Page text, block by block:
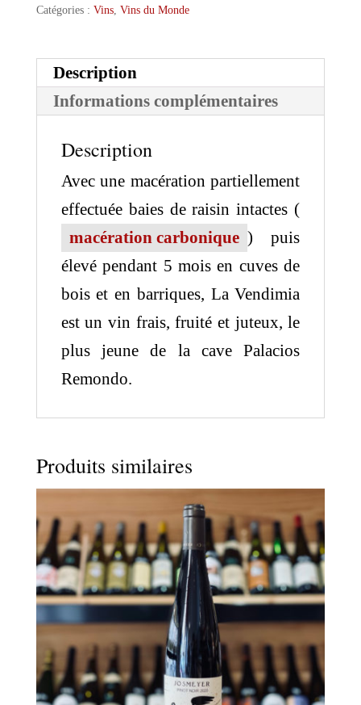
Catégories : Vins, Vins du Monde
Description
Informations complémentaires
Description
Avec une macération partiellement
effectuée baies de raisin intactes (
macération carbonique ) puis
élevé pendant 5 mois en cuves de
bois et en barriques, La Vendimia
est un vin frais, fruité et juteux, le
plus jeune de la cave Palacios
Remondo.
Produits similaires